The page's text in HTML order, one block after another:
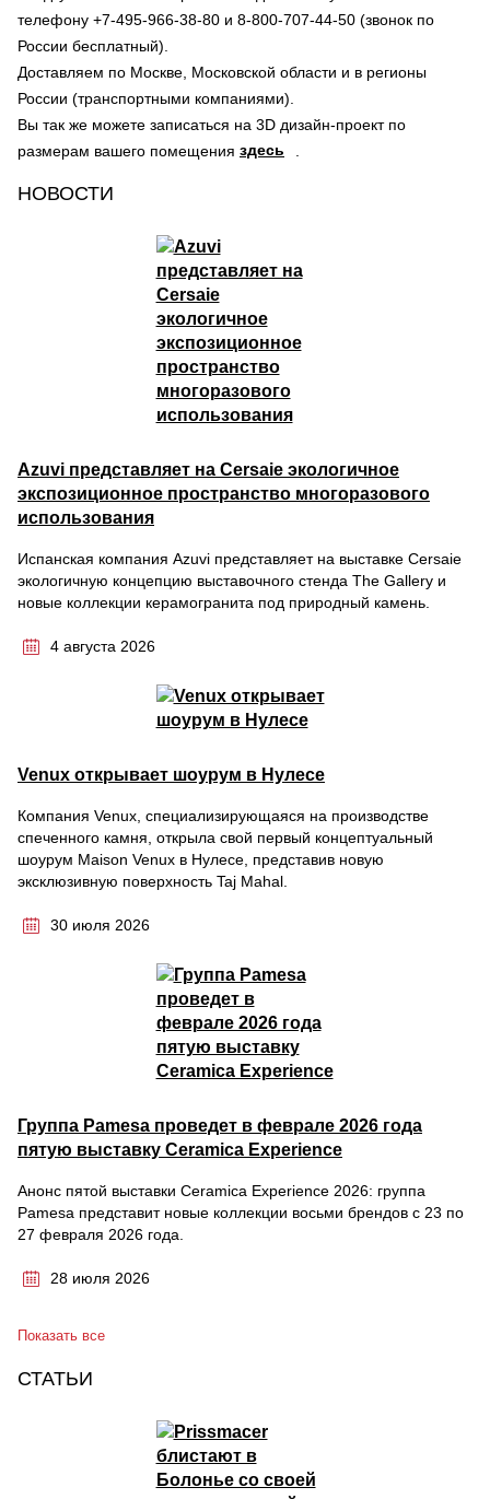
телефону +7-495-966-38-80 и 8-800-707-44-50 (звонок по
России бесплатный).
Доставляем по Москве, Московской области и в регионы
России (транспортными компаниями).
Вы так же можете записаться на 3D дизайн-проект по
размерам вашего помещения здесь
НОВОСТИ
Azuvi представляет на Cersaie экологичное
экспозиционное пространство многоразового
использования
Испанская компания Azuvi представляет на выставке Cersaie
экологичную концепцию выставочного стенда The Gallery и
новые коллекции керамогранита под природный камень.
4 августа 2026
Venux открывает шоурум в Нулесе
Компания Venux, специализирующаяся на производстве
спеченного камня, открыла свой первый концептуальный
шоурум Maison Venux в Нулесе, представив новую
эксклюзивную поверхность Taj Mahal.
30 июля 2026
Группа Pamesa проведет в феврале 2026 года
пятую выставку Ceramica Experience
Анонс пятой выставки Ceramica Experience 2026: группа
Pamesa представит новые коллекции восьми брендов с 23 по
27 февраля 2026 года.
28 июля 2026
Показать все
СТАТЬИ